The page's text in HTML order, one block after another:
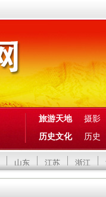
旅游天地
摄影
历史文化
历史
山东 江苏 浙江